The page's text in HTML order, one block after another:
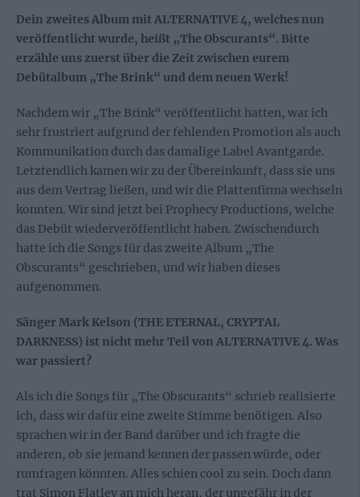
Dein zweites Album mit ALTERNATIVE 4, welches nun
veröffentlicht wurde, heißt „The Obscurants“. Bitte
erzähle uns zuerst über die Zeit zwischen eurem
Debütalbum „The Brink“ und dem neuen Werk!
Nachdem wir „The Brink“ veröffentlicht hatten, war ich
sehr frustriert aufgrund der fehlenden Promotion als auch
Kommunikation durch das damalige Label Avantgarde.
Letztendlich kamen wir zu der Übereinkunft, dass sie uns
aus dem Vertrag ließen, und wir die Plattenfirma wechseln
konnten. Wir sind jetzt bei Prophecy Productions, welche
das Debüt wiederveröffentlicht haben. Zwischendurch
hatte ich die Songs für das zweite Album „The
Obscurants“ geschrieben, und wir haben dieses
aufgenommen.
Sänger Mark Kelson (THE ETERNAL, CRYPTAL
DARKNESS) ist nicht mehr Teil von ALTERNATIVE 4. Was
war passiert?
Als ich die Songs für „The Obscurants“ schrieb realisierte
ich, dass wir dafür eine zweite Stimme benötigen. Also
sprachen wir in der Band darüber und ich fragte die
anderen, ob sie jemand kennen der passen würde, oder
rumfragen könnten. Alles schien cool zu sein. Doch dann
trat Simon Flatley an mich heran, der ungefähr in der